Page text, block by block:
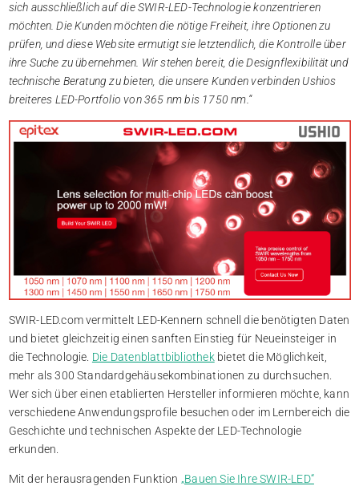
sich ausschließlich auf die SWIR-LED-Technologie konzentrieren
möchten. Die Kunden möchten die nötige Freiheit, ihre Optionen zu
prüfen, und diese Website ermutigt sie letztendlich, die Kontrolle über
ihre Suche zu übernehmen. Wir stehen bereit, die Designflexibilität und
technische Beratung zu bieten, die unsere Kunden verbinden Ushios
breiteres LED-Portfolio von 365 nm bis 1750 nm.“
SWIR-LED.com vermittelt LED-Kennern schnell die benötigten Daten
und bietet gleichzeitig einen sanften Einstieg für Neueinsteiger in
die Technologie. Die Datenblattbibliothekbietet die Möglichkeit,
mehr als 300 Standardgehäusekombinationen zu durchsuchen.
Wer sich über einen etablierten Hersteller informieren möchte, kann
verschiedene Anwendungsprofile besuchen oder im Lernbereich die
Geschichte und technischen Aspekte der LED-Technologie
erkunden.
Mit der herausragenden Funktion „Bauen Sie Ihre SWIR-LED“